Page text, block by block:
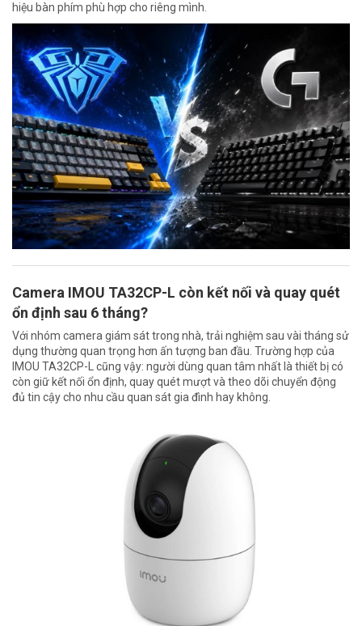
hiệu bàn phím phù hợp cho riêng mình.
Camera IMOU TA32CP-L còn kết nối và quay quét
ổn định sau 6 tháng?
Với nhóm camera giám sát trong nhà, trải nghiệm sau vài tháng sử
dụng thường quan trọng hơn ấn tượng ban đầu. Trường hợp của
IMOU TA32CP-L cũng vậy: người dùng quan tâm nhất là thiết bị có
còn giữ kết nối ổn định, quay quét mượt và theo dõi chuyển động
đủ tin cậy cho nhu cầu quan sát gia đình hay không.